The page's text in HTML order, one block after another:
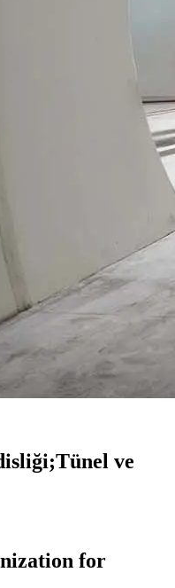
;Tünel ve
for